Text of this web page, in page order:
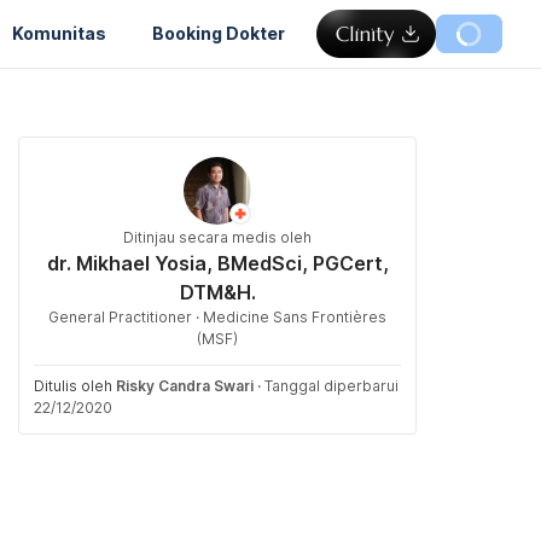
Komunitas Booking Dokter
Ditinjau secara medis oleh
dr. Mikhael Yosia, BMedSci, PGCert,
DTM&H.
General Practitioner · Medicine Sans Frontières
(MSF)
Ditulis oleh Risky Candra Swari · Tanggal diperbarui
22/12/2020